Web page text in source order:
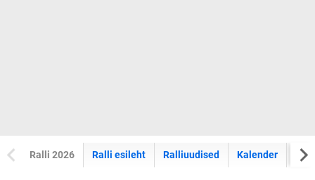
Ralli 2026 Ralli esileht Ralliuudised Kalender